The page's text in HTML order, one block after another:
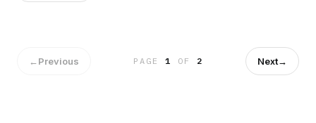
nostra discussione -Rimpianti: chi a Dicembre può avere più
rimpianti? -Pronostici e Saluti! Buon Ascolto!! Contatti:
Facebook: https://www.facebook.com/FullMondayShow/?
←Previous PAGE1 OF 2 Next→